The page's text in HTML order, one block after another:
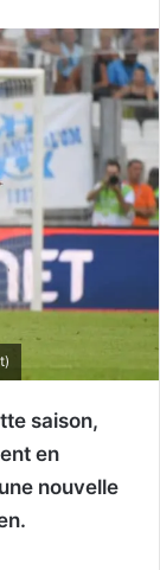
saison,
en
nouvelle